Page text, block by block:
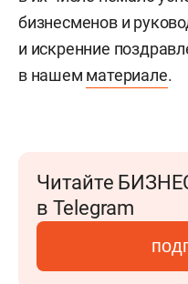
бизнесменов и
и искренние
в нашем материале.
Читайте
в Telegram